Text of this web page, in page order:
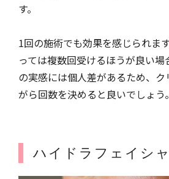
す。
1回の施術でも効果を感じられま
っては複数回受けるほうが良い
の実感には個人差があるため、
がら回数を決めると良いでしょう。
ハイドラフェイシ